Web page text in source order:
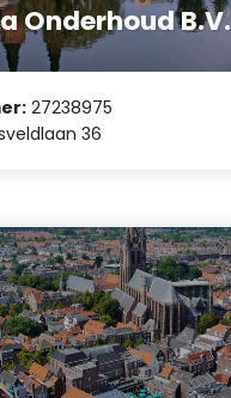
Onderhoud B.V.
27238975
36